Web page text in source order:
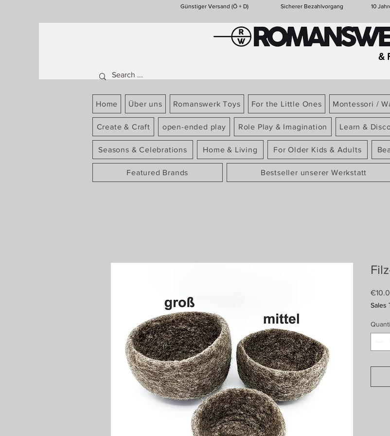
Günstiger Versand (Ö + D) Sicherer Bezahlvorgang 10
&
Home Über uns Romanswerk Toys For the Little Ones Montessori /
Create & Craft open-ended play Role Play & Imagination Learn &
Seasons & Celebrations Home & Living For Older Kids & Adults
Featured Brands Bestseller unserer Werkstatt
Sales